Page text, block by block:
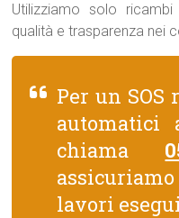
Utilizziamo solo
qualità e trasparenza nei
Per un
automatici
chiama
lavori